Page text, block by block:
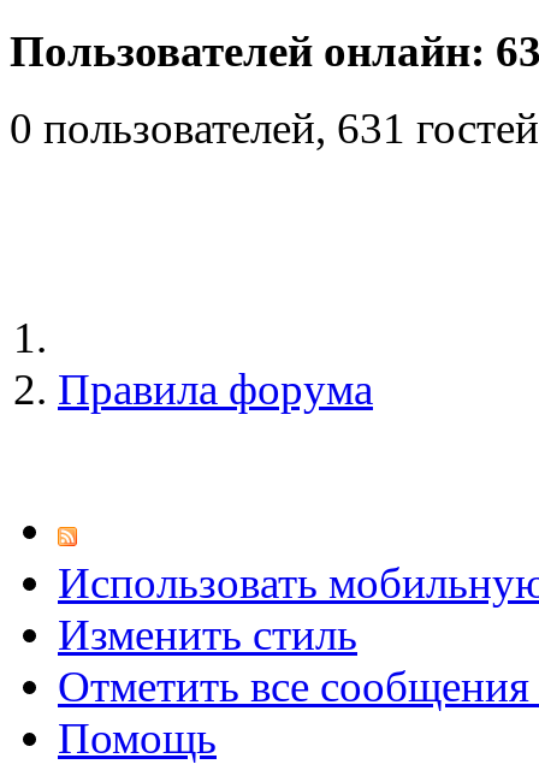
Пользователей онлайн:
0 пользователей, 631
Правила форума
Использовать
Изменить стиль
Отметить все
Помощь